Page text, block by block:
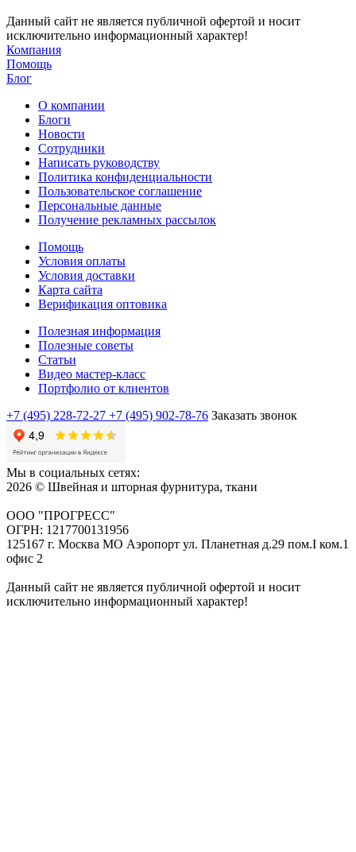
Данный сайт не является публичной офертой и носит
исключительно информационный характер!
Компания
Помощь
Блог
О компании
Блоги
Новости
Сотрудники
Написать руководству
Политика конфиденциальности
Пользовательское соглашение
Персональные данные
Получение рекламных рассылок
Помощь
Условия оплаты
Условия доставки
Карта сайта
Верификация оптовика
Полезная информация
Полезные советы
Статьи
Видео мастер-класс
Портфолио от клиентов
+7 (495) 228-72-27 +7 (495) 902-78-76 Заказать звонок
Мы в социальных сетях:
2026 © Швейная и шторная фурнитура, ткани
ООО "ПРОГРЕСС"
ОГРН: 1217700131956
125167 г. Москва МО Аэропорт ул. Планетная д.29 пом.I ком.1
офис 2
Данный сайт не является публичной офертой и носит
исключительно информационный характер!